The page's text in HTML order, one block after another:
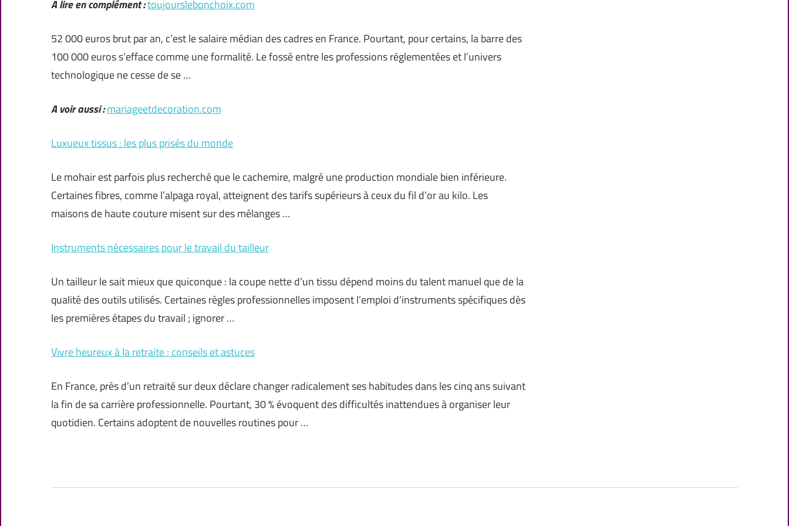
A lire en complément :toujourslebonchoix.com
52 000 euros brut par an, c’est le salaire médian des cadres en France. Pourtant, pour certains, la barre des
100 000 euros s’efface comme une formalité. Le fossé entre les professions réglementées et l’univers
technologique ne cesse de se …
A voir aussi :mariageetdecoration.com
Luxueux tissus : les plus prisés du monde
Le mohair est parfois plus recherché que le cachemire, malgré une production mondiale bien inférieure.
Certaines fibres, comme l’alpaga royal, atteignent des tarifs supérieurs à ceux du fil d’or au kilo. Les
maisons de haute couture misent sur des mélanges …
Instruments nécessaires pour le travail du tailleur
Un tailleur le sait mieux que quiconque : la coupe nette d’un tissu dépend moins du talent manuel que de la
qualité des outils utilisés. Certaines règles professionnelles imposent l’emploi d’instruments spécifiques dès
les premières étapes du travail ; ignorer …
Vivre heureux à la retraite : conseils et astuces
En France, près d’un retraité sur deux déclare changer radicalement ses habitudes dans les cinq ans suivant
la fin de sa carrière professionnelle. Pourtant, 30 % évoquent des difficultés inattendues à organiser leur
quotidien. Certains adoptent de nouvelles routines pour …